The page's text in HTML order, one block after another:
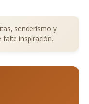
senderismo y
inspiración.